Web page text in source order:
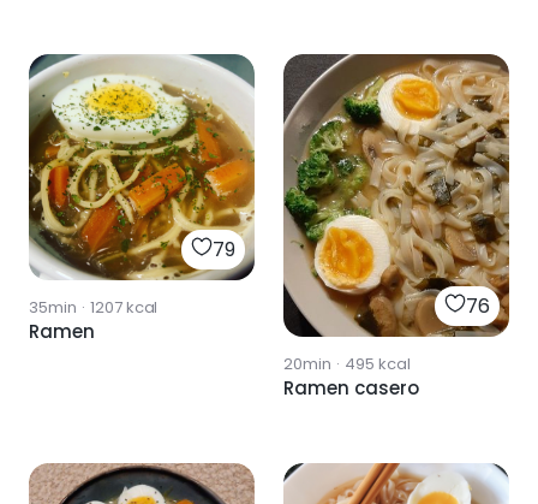
79
35min · 1207kcal
Ramen
76
20min · 495 kcal
Ramen casero